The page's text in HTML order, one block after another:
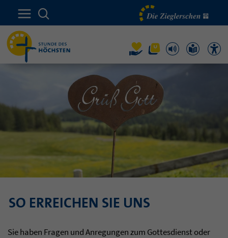
SO ERREICHEN SIE UNS
Sie haben Fragen und Anregungen zum Gottesdienst oder